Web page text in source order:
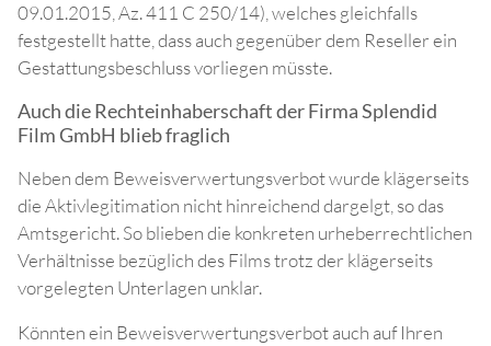
09.01.2015, Az. 411 C 250/14), welches gleichfalls
festgestellt hatte, dass auch gegenüber dem Reseller ein
Gestattungsbeschluss vorliegen müsste.
Auch die Rechteinhaberschaft der Firma Splendid
Film GmbH blieb fraglich
Neben dem Beweisverwertungsverbot wurde klägerseits
die Aktivlegitimation nicht hinreichend dargelgt, so das
Amtsgericht. So blieben die konkreten urheberrechtlichen
Verhältnisse bezüglich des Films trotz der klägerseits
vorgelegten Unterlagen unklar.
Könnten ein Beweisverwertungsverbot auch auf Ihren